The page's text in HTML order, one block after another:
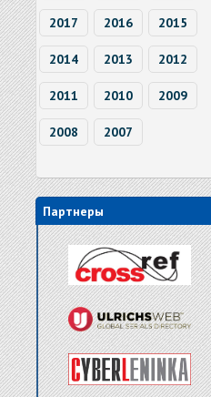
2017 2016 2015
2014 2013 2012
2011 2010 2009
2008 2007
Партнеры